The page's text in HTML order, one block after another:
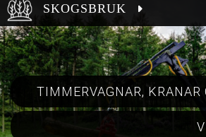
SKOGSBRUK
TIMMERVAGNAR, KRANAR